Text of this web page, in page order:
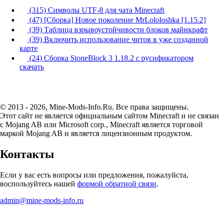
(315) Символы UTF-8 для чата Minecraft
(47) [Сборка] Новое поколение MrLololoshka [1.15.2]
(39) Таблица взрывоустойчивости блоков майнкрафт
(39) Включить использование читов в уже созданной
карте
(24) Сборка StoneBlock 3 1.18.2 с русификатором
скачать
© 2013 - 2026, Mine-Mods-Info.Ru. Все права защищены.
Этот сайт не является официальным сайтом Minecraft и не связан
с Mojang AB или Microsoft corp., Minecraft является торговой
маркой Mojang AB и является лицензионным продуктом.
Контакты
Если у вас есть вопросы или предложения, пожалуйста,
воспользуйтесь нашей формой обратной связи.
admin@mine-mods-info.ru